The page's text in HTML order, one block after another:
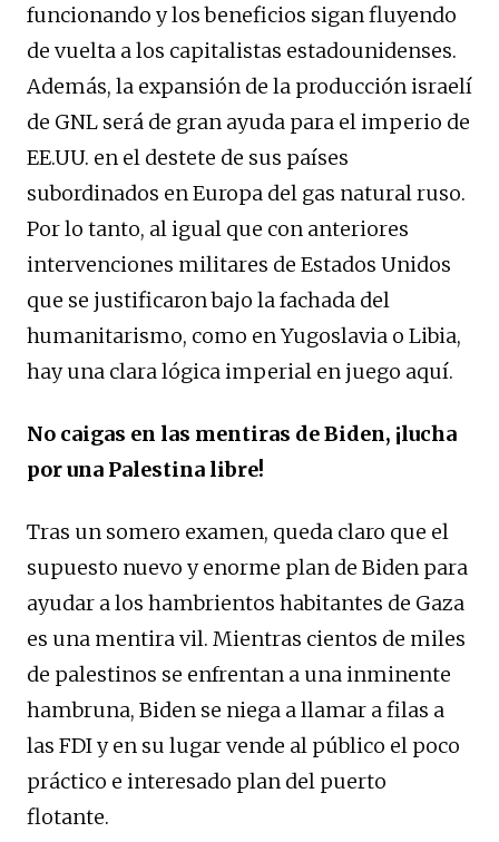
funcionando y los beneficios sigan fluyendo
de vuelta a los capitalistas estadounidenses.
Además, la expansión de la producción israelí
de GNL será de gran ayuda para el imperio de
EE.UU. en el destete de sus países
subordinados en Europa del gas natural ruso.
Por lo tanto, al igual que con anteriores
intervenciones militares de Estados Unidos
que se justificaron bajo la fachada del
humanitarismo, como en Yugoslavia o Libia,
hay una clara lógica imperial en juego aquí.
No caigas en las mentiras de Biden, ¡lucha
por una Palestina libre!
Tras un somero examen, queda claro que el
supuesto nuevo y enorme plan de Biden para
ayudar a los hambrientos habitantes de Gaza
es una mentira vil. Mientras cientos de miles
de palestinos se enfrentan a una inminente
hambruna, Biden se niega a llamar a filas a
las FDI y en su lugar vende al público el poco
práctico e interesado plan del puerto
flotante.